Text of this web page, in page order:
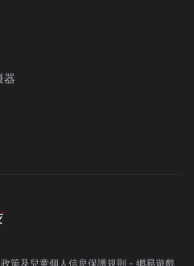
器
策及兒童個人信息保護規則 - 網易遊戲